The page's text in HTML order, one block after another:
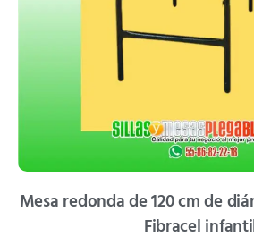
Mesa redonda de 120 cm de
Fibracel